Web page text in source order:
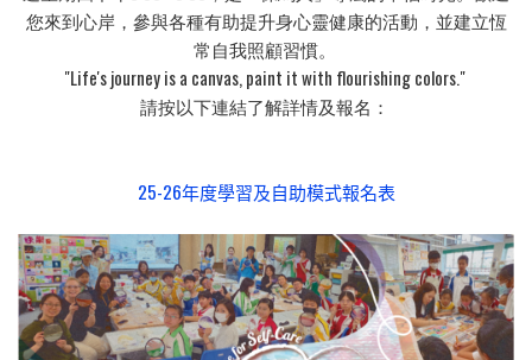
您來到心岸，參與各種有助提升身心靈健康的活動，並建立恆
常自我照顧習慣。
"Life's journey is a canvas, paint it with flourishing colors."
請按以下連結了解詳情及報名：
25-26年度學習及自助模式報名表